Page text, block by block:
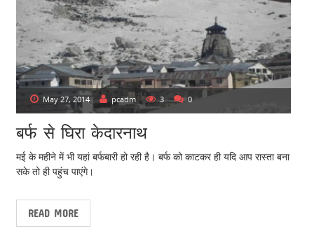
May 27, 2014 pcadm 3 0
बर्फ से घिरा केदारनाथ
मई के महीने में भी यहां बर्फबारी हो रही है। बर्फ को काटकर ही यदि आप रास्ता बना
सके तो ही पहुंच पाएंगे।
READ MORE